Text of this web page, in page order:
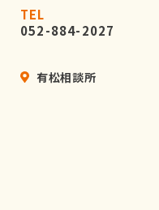
TEL
052-884-2027
有松相談所